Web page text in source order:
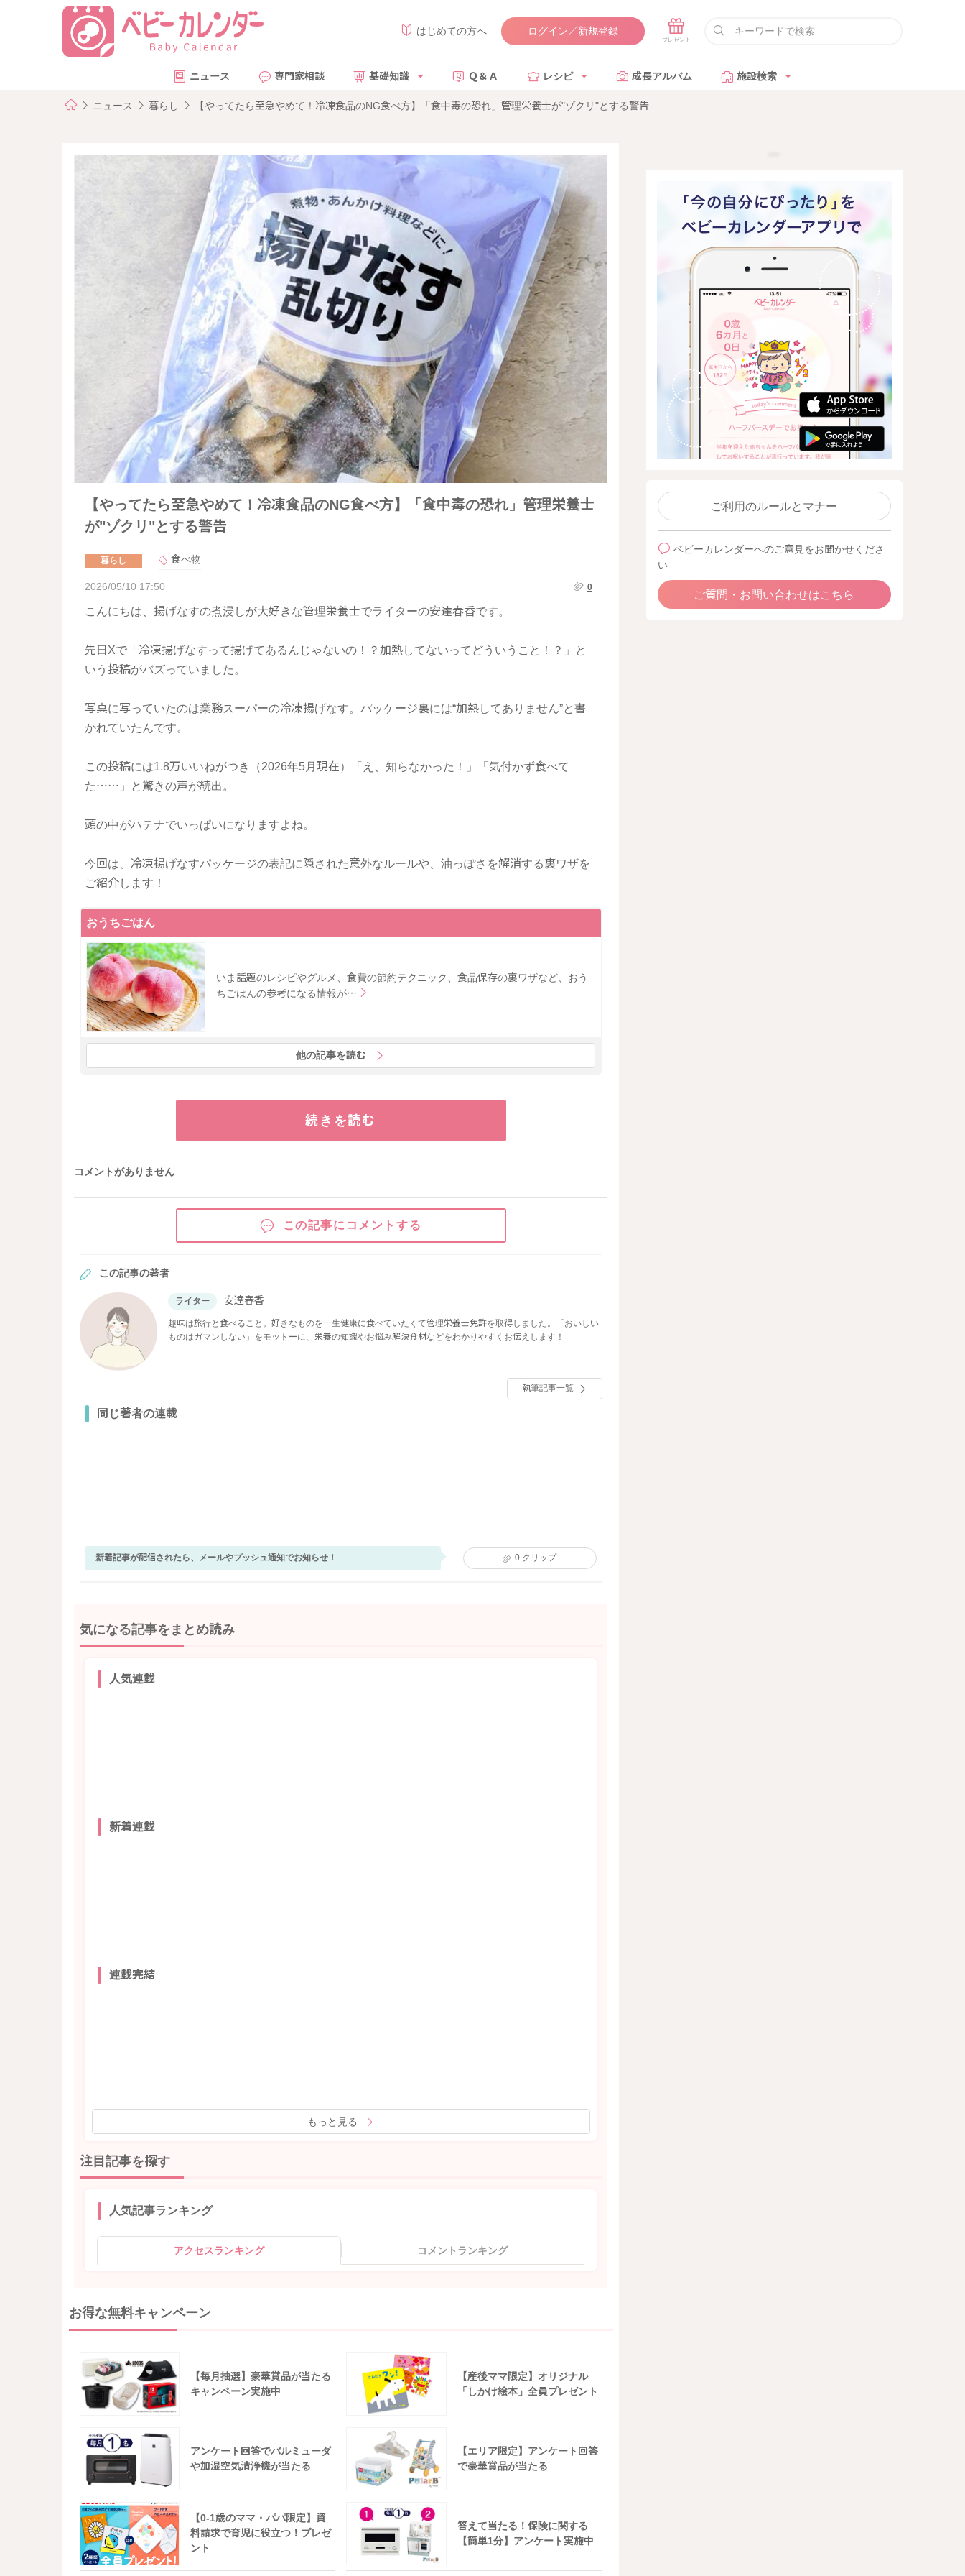
はじめての方へ ログイン／新規登録
ニュース 専門家相談 基礎知識 Ｑ＆Ａ レシピ 成長アルバム 施設検索
ニュース 暮らし 【やってたら至急やめて！冷凍食品のNG食べ方】「食中毒の恐れ」管理栄養士が"ゾクリ"とする警告
【やってたら至急やめて！冷凍食品のNG食べ方】「食中毒の恐れ」管理栄養士
が"ゾクリ"とする警告
暮らし 食べ物
2026/05/10 17:50 0
こんにちは、揚げなすの煮浸しが大好きな管理栄養士でライターの安達春香です。
先日Xで「冷凍揚げなすって揚げてあるんじゃないの！？加熱してないってどういうこと！？」と
いう投稿がバズっていました。
写真に写っていたのは業務スーパーの冷凍揚げなす。パッケージ裏には“加熱してありません”と書
かれていたんです。
この投稿には1.8万いいねがつき（2026年5月現在）「え、知らなかった！」「気付かず食べて
た……」と驚きの声が続出。
頭の中がハテナでいっぱいになりますよね。
今回は、冷凍揚げなすパッケージの表記に隠された意外なルールや、油っぽさを解消する裏ワザを
ご紹介します！
おうちごはん
いま話題のレシピやグルメ、食費の節約テクニック、食品保存の裏ワザなど、おう
ちごはんの参考になる情報が…
他の記事を読む
続きを読む
コメントがありません
この記事にコメントする
この記事の著者
ライター 安達春香
趣味は旅行と食べること。好きなものを一生健康に食べていたくて管理栄養士免許を取得しました。「おいしい
ものはガマンしない」をモットーに、栄養の知識やお悩み解決食材などをわかりやすくお伝えします！
執筆記事一覧
同じ著者の連載
新着記事が配信されたら、メールやプッシュ通知でお知らせ！ 0 クリップ
気になる記事をまとめ読み
人気連載
新着連載
連載完結
もっと見る
注目記事を探す
人気記事ランキング
アクセスランキング コメントランキング
お得な無料キャンペーン
【毎月抽選】豪華賞品が当たる
キャンペーン実施中
【産後ママ限定】オリジナル
「しかけ絵本」全員プレゼント
アンケート回答でバルミューダ
や加湿空気清浄機が当たる
【エリア限定】アンケート回答
で豪華賞品が当たる
【0-1歳のママ・パパ限定】資
料請求で育児に役立つ！プレゼ
ント
答えて当たる！保険に関する
【簡単1分】アンケート実施中
ご利用のルールとマナー
ベビーカレンダーへのご意見をお聞かせくださ
い
ご質問・お問い合わせはこちら